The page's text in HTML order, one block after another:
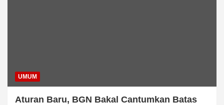
UMUM
Aturan Baru, BGN Bakal Cantumkan Batas